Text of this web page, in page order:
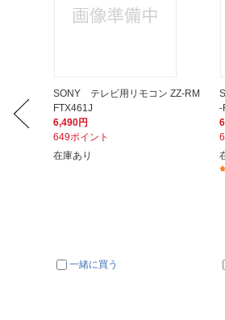
SONY テレビ用リモコン ZZ-RM
FTX461J
6,490円
649ポイント
在庫あり
一緒に買う
-